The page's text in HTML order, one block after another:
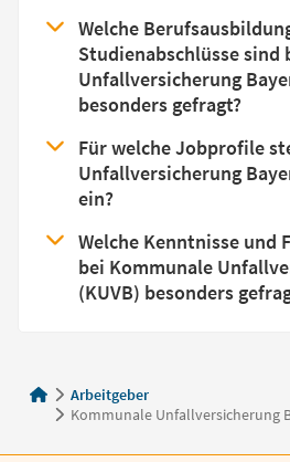
Welche
Studienabschlüsse sind
Unfallversicherung
besonders gefragt?
Für welche Jobprofile
Unfallversicherung
ein?
Welche Kenntnisse und
bei Kommunale
(KUVB) besonders
Arbeitgeber
Kommunale Unfallversicherung